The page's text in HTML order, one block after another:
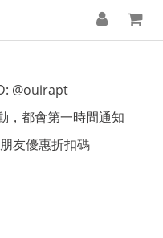
@ouirapt
，都會第一時間通知
友優惠折扣碼